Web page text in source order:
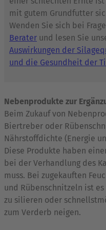
mit gutem Grundfutter
Wenden Sie sich bei
Berater und lesen Sie
Auswirkungen der
und die Gesundheit der
Nebenprodukte zur
Beim Zukauf von
Biertreber oder
Nährstoffdichte (Energie
Diese Produkte haben
bei der Verhandlung des
muss. Bei zugekauften
und Rübenschnitzeln ist
zu silieren oder
zum Verderb neigen.